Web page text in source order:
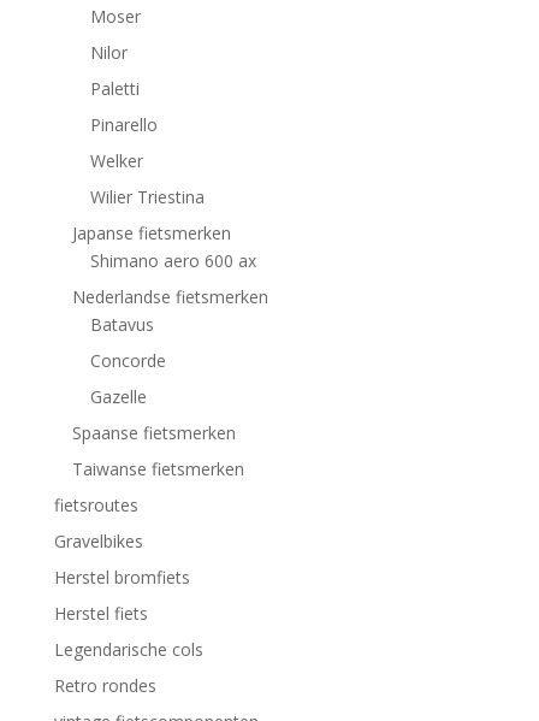
Moser
Nilor
Paletti
Pinarello
Welker
Wilier Triestina
Japanse fietsmerken
Shimano aero 600 ax
Nederlandse fietsmerken
Batavus
Concorde
Gazelle
Spaanse fietsmerken
Taiwanse fietsmerken
fietsroutes
Gravelbikes
Herstel bromfiets
Herstel fiets
Legendarische cols
Retro rondes